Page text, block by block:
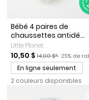
Bébé 4 paires de
chaussettes antidé...
Little Planet
Prix de solde
10,50 $Prix ​​de détail
14,00 $* 25% de
En ligne seulement
2 couleurs disponibles